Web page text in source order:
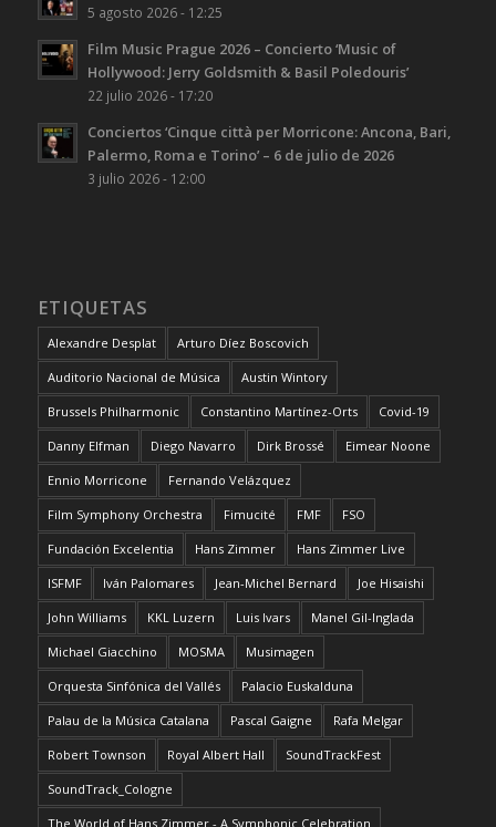
5 agosto 2026 - 12:25
Film Music Prague 2026 – Concierto ‘Music of
Hollywood: Jerry Goldsmith & Basil Poledouris’
22 julio 2026 - 17:20
Conciertos ‘Cinque città per Morricone: Ancona, Bari,
Palermo, Roma e Torino’ – 6 de julio de 2026
3 julio 2026 - 12:00
ETIQUETAS
Alexandre Desplat Arturo Díez Boscovich
Auditorio Nacional de Música Austin Wintory
Brussels Philharmonic Constantino Martínez-Orts Covid-19
Danny Elfman Diego Navarro Dirk Brossé Eimear Noone
Ennio Morricone Fernando Velázquez
Film Symphony Orchestra Fimucité FMF FSO
Fundación Excelentia Hans Zimmer Hans Zimmer Live
ISFMF Iván Palomares Jean-Michel Bernard Joe Hisaishi
John Williams KKL Luzern Luis Ivars Manel Gil-Inglada
Michael Giacchino MOSMA Musimagen
Orquesta Sinfónica del Vallés Palacio Euskalduna
Palau de la Música Catalana Pascal Gaigne Rafa Melgar
Robert Townson Royal Albert Hall SoundTrackFest
SoundTrack_Cologne
The World of Hans Zimmer - A Symphonic Celebration